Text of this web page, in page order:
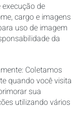
de
cargo e imagens
uso de imagem
da
Coletamos
quando você visita
sua
utilizando vários